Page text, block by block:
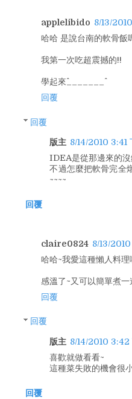
applelibido 8/13/
哈哈 是說台南的軟骨飯
我第一次吃超震撼的!!
學起來^_______^
回覆
回覆
版主 8/14/2010 3:41
IDEA是從那邊來的沒
不過怎麼把軟骨完全
~~~~
回覆
claire0824 8/13/
哈哈~我愛這種懶人料理
感溫了~又可以簡單煮一
回覆
回覆
版主 8/14/2010 3:42
喜歡就做看看~
這種菜失敗的機會很
回覆